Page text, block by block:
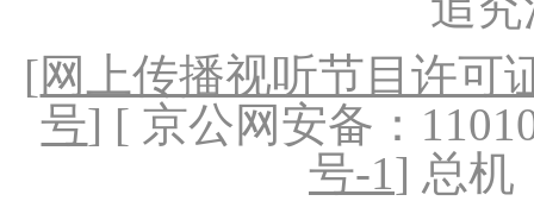
[网上传播视听节目许可
号] [ 京公网安备：
号-1] 总机